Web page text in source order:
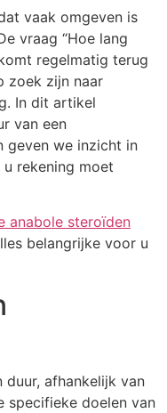
vaak omgeven is
vraag “Hoe lang
regelmatig terug
zoek zijn naar
In dit artikel
van een
geven we inzicht in
rekening moet
anabole steroïden
belangrijke voor u
duur, afhankelijk van
specifieke doelen van